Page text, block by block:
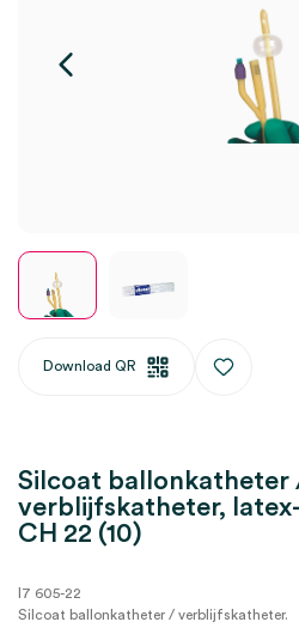
Download QR
Silcoat ballonkatheter
verblijfskatheter,
CH 22 (10)
I7 605-22
Silcoat ballonkatheter / verblijfskatheter.